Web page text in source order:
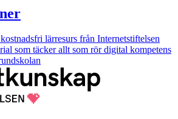
lärresurs från Internetstiftelsen
som täcker allt som rör digital kompetens